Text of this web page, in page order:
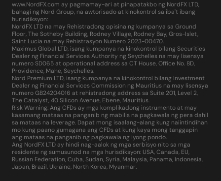
www.NordFX.com ay pagmamay-ari at pinapatakbo ng NordFX LTD,
bahagi ng Nord Group, na awtorisado at kinokontrol sa iba't ibang
hurisdiksyon:
NordFX LTD na may Rehistradong opisina ng kumpanya sa Ground
Floor, The Sotheby Building, Rodney Village, Rodney Bay, Gros-Islet,
Saint Lucia na may Rehistrasyon Numero 2023-00470.
Maximus Global LTD, isang kumpanya na kinokontrol bilang Securities
Dealer ng Financial Services Authority ng Seychelles na may lisensya
numero SD065 at operational address sa CT House, Office No. 8D,
Providence, Mahe, Seychelles.
Nord Premium LTD, isang kumpanya na kinokontrol bilang Investment
Dealer ng Financial Services Commission ng Mauritius na may lisensya
numero GB24204016 at rehistradong address sa Suite 201, Level 2,
The Catalyst, 40 Silicon Avenue, Ebene, Mauritius.
Risk Warning: Ang CFDs ay mga komplikadong instrumento at may
kasamang mataas na panganib ng mabilis na pagkawala ng pera dahil
sa mataas na leverage. Dapat mong isaalang-alang kung naiintindihan
mo kung paano gumagana ang CFDs at kung kaya mong tanggapin
ang mataas na panganib ng pagkawala ng iyong pondo.
Ang NordFX LTD ay hindi nag-aalok ng mga serbisyo nito sa mga
residente ng sumusunod na mga hurisdiksyon: USA, Canada, EU,
Russian Federation, Cuba, Sudan, Syria, Malaysia, Panama, Indonesia,
Japan, Brazil, Ukraine, North Korea, Myanmar.